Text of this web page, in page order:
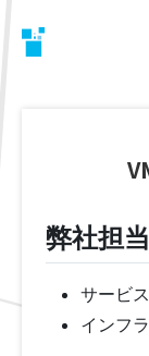
弊社担
サービ
インフ